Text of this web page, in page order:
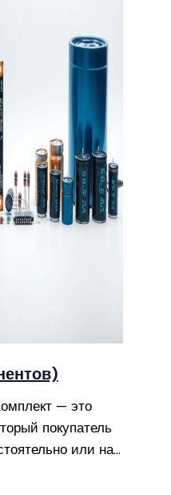
— это
покупатель
или на…